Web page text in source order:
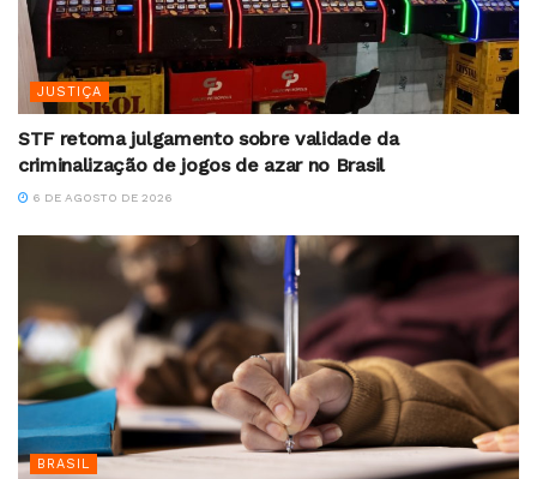
JUSTIÇA
STF retoma julgamento sobre validade da
criminalização de jogos de azar no Brasil
6 DE AGOSTO DE 2026
BRASIL